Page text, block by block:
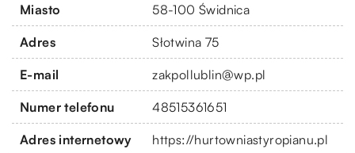
Miasto 58-100 Świdnica
Adres Słotwina 75
E-mail zakpollublin@wp.pl
Numer telefonu 48515361651
Adres internetowy https://hurtowniastyropianu.pl